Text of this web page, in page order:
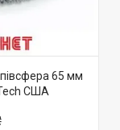
65 мм
США